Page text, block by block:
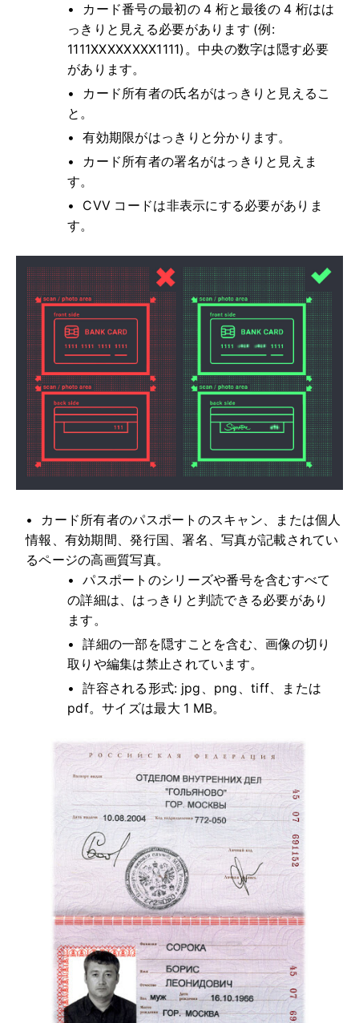
カード番号の最初の 4 桁と最後の 4 桁はは
っきりと見える必要があります (例:
1111XXXXXXXX1111)。中央の数字は隠す必要
があります。
カード所有者の氏名がはっきりと見えるこ
と。
有効期限がはっきりと分かります。
カード所有者の署名がはっきりと見えま
す。
CVV コードは非表示にする必要がありま
す。
カード所有者のパスポートのスキャン、または個人
情報、有効期間、発行国、署名、写真が記載されてい
るページの高画質写真。
パスポートのシリーズや番号を含むすべて
の詳細は、はっきりと判読できる必要があり
ます。
詳細の一部を隠すことを含む、画像の切り
取りや編集は禁止されています。
許容される形式: jpg、png、tiff、または
pdf。サイズは最大 1 MB。